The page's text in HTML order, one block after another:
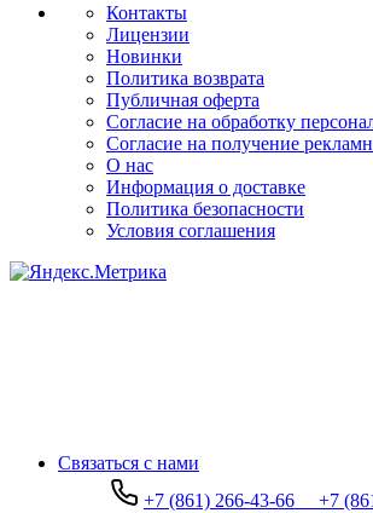
Контакты
Лицензии
Новинки
Политика возврата
Публичная оферта
Согласие на обработку
Согласие на получение
О нас
Информация о доставке
Политика безопасности
Условия соглашения
Связаться с нами
+7 (861) 266-43-66
+7